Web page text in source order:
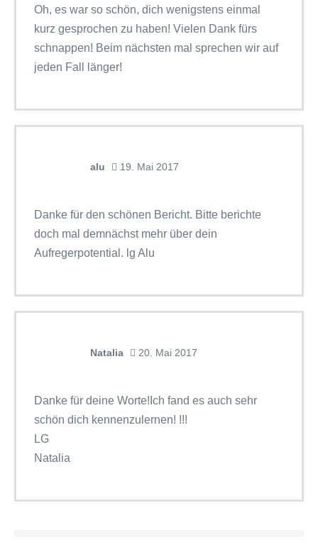
Oh, es war so schön, dich wenigstens einmal
kurz gesprochen zu haben! Vielen Dank fürs
schnappen! Beim nächsten mal sprechen wir auf
jeden Fall länger!
alu 19. Mai 2017
Danke für den schönen Bericht. Bitte berichte
doch mal demnächst mehr über dein
Aufregerpotential. lg Alu
Natalia 20. Mai 2017
Danke für deine Worte!Ich fand es auch sehr
schön dich kennenzulernen! !!!
LG
Natalia